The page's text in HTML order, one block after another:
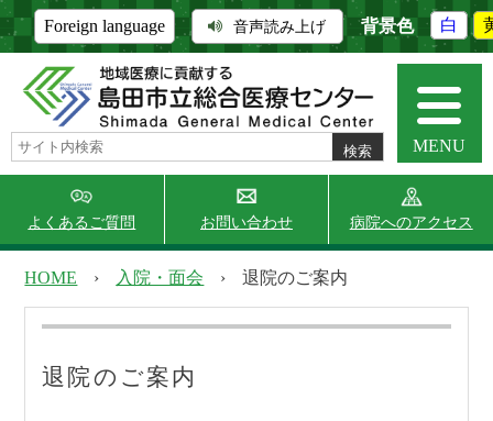
Foreign language 音声読み上げ 背景色 白
MENU
よくあるご質問 お問い合わせ 病院へのアクセス
当院について 外来受診
HOME › 入院・面会 › 退院のご案内
退院のご案内